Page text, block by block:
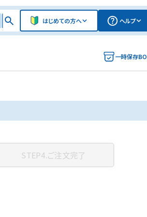
はじめての方へ ヘルプ
一時保存
STEP4.ご注文完了